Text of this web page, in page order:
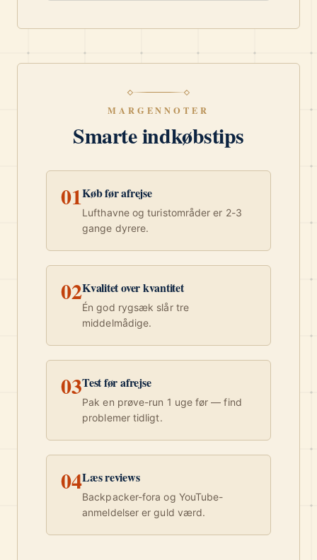
MARGENNOTER
Smarte indkøbstips
01Køb før afrejse
Lufthavne og turistområder er 2-3
gange dyrere.
02Kvalitet over kvantitet
Én god rygsæk slår tre
middelmådige.
03Test før afrejse
Pak en prøve-run 1 uge før — find
problemer tidligt.
04Læs reviews
Backpacker-fora og YouTube-
anmeldelser er guld værd.